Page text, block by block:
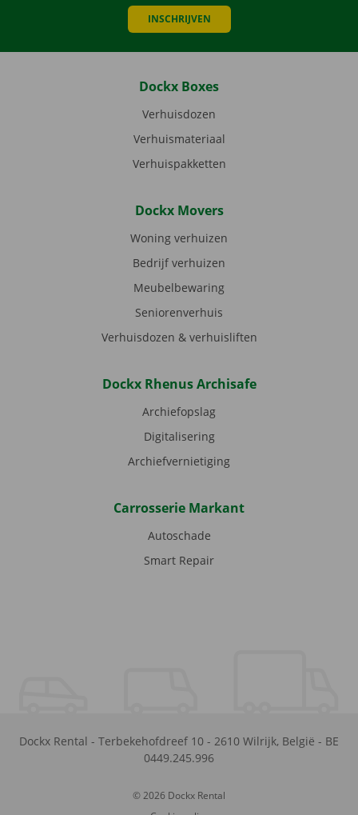
INSCHRIJVEN
Dockx Boxes
Verhuisdozen
Verhuismateriaal
Verhuispakketten
Dockx Movers
Woning verhuizen
Bedrijf verhuizen
Meubelbewaring
Seniorenverhuis
Verhuisdozen & verhuisliften
Dockx Rhenus Archisafe
Archiefopslag
Digitalisering
Archiefvernietiging
Carrosserie Markant
Autoschade
Smart Repair
Dockx Rental - Terbekehofdreef 10 - 2610 Wilrijk, België - BE
0449.245.996
© 2026 Dockx Rental